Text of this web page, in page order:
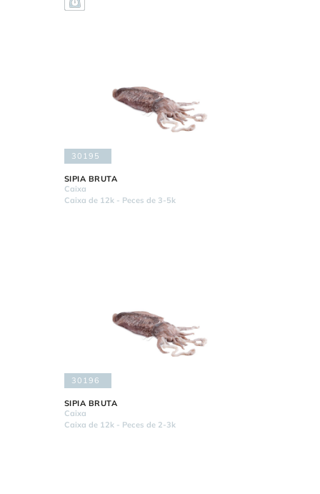
30195
SIPIA BRUTA
Caixa
Caixa de 12k - Peces de 3-5k
30196
SIPIA BRUTA
Caixa
Caixa de 12k - Peces de 2-3k